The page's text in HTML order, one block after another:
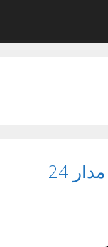
تاكسي مطار الكويت على مدار 24